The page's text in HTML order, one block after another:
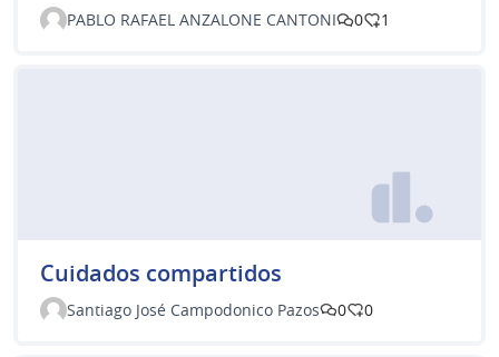
PABLO RAFAEL ANZALONE CANTONI 0 1
Cuidados compartidos
Santiago José Campodonico Pazos 0 0